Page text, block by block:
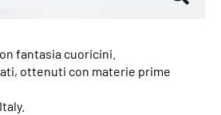
fantasia cuoricini.
ottenuti con materie prime